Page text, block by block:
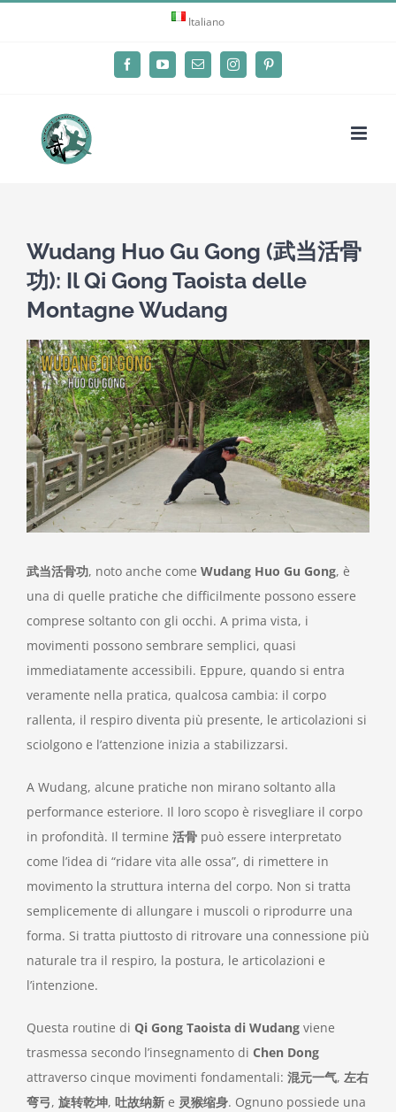
Italiano
FacebookYouTubeEmail InstagramPinterest
Wudang Huo Gu Gong (武当活骨
功): Il Qi Gong Taoista delle
Montagne Wudang
View
Larger
Image
武当活骨功, noto anche come Wudang Huo Gu Gong, è
una di quelle pratiche che difficilmente possono essere
comprese soltanto con gli occhi. A prima vista, i
movimenti possono sembrare semplici, quasi
immediatamente accessibili. Eppure, quando si entra
veramente nella pratica, qualcosa cambia: il corpo
rallenta, il respiro diventa più presente, le articolazioni si
sciolgono e l’attenzione inizia a stabilizzarsi.
A Wudang, alcune pratiche non mirano soltanto alla
performance esteriore. Il loro scopo è risvegliare il corpo
in profondità. Il termine 活骨può essere interpretato
come l’idea di “ridare vita alle ossa”, di rimettere in
movimento la struttura interna del corpo. Non si tratta
semplicemente di allungare i muscoli o riprodurre una
forma. Si tratta piuttosto di ritrovare una connessione più
naturale tra il respiro, la postura, le articolazioni e
l’intenzione.
Questa routine di Qi Gong Taoista di Wudangviene
trasmessa secondo l’insegnamento di Chen Dong
attraverso cinque movimenti fondamentali: 混元一气, 左右
弯弓, 旋转乾坤, 吐故纳新e 灵猴缩身. Ognuno possiede una